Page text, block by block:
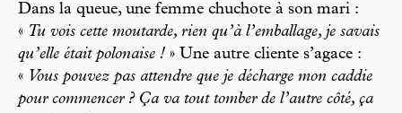
Dans la queue, une femme chuchote à son mari :
« Tu vois cette moutarde, rien qu’à l’emballage, je savais
qu’elle était polonaise ! » Une autre cliente s’agace :
« Vous pouvez pas attendre que je décharge mon caddie
pour commencer ? Ça va tout tomber de l’autre côté, ça